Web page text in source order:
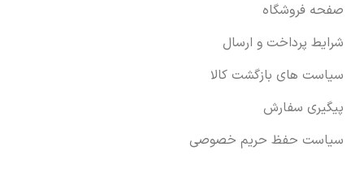
صفحه فروشگاه
شرایط پرداخت و ارسال
سیاست های بازگشت کالا
پیگیری سفارش
سیاست حفظ حریم خصوصی